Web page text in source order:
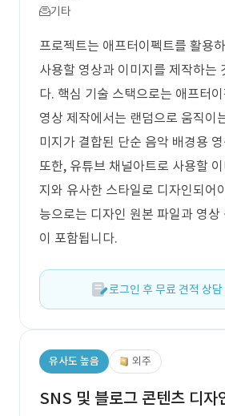
기타
프로젝트는 애프터이펙트를 활용
사용할 영상과 이미지를 제작하는
다. 핵심 기술 스택으로는 애프터
영상 제작에서는 랜덤으로 움직이
미지가 결합된 단순 음악 배경용
또한, 유튜브 채널아트로 사용할
지와 유사한 스타일로 디자인되어
능으로는 디자인 원본 파일과 영상
이 포함됩니다.
로그인 후 무료 견적 상
유사도 높음 외주
SNS 및 블로그 콘텐츠 디자